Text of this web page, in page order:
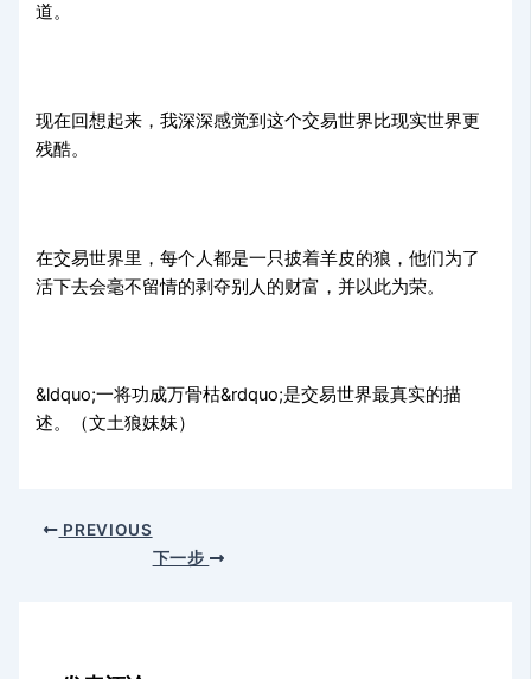
道。
现在回想起来，我深深感觉到这个交易世界比现实世界更
残酷。
在交易世界里，每个人都是一只披着羊皮的狼，他们为了
活下去会毫不留情的剥夺别人的财富，并以此为荣。
&ldquo;一将功成万骨枯&rdquo;是交易世界最真实的描
述。（文土狼妹妹）
PREVIOUS
下一步